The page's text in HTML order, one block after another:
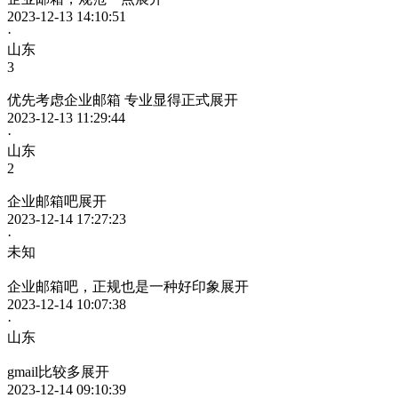
2023-12-13 14:10:51
·
山东
3
优先考虑企业邮箱 专业显得正式展开
2023-12-13 11:29:44
·
山东
2
企业邮箱吧展开
2023-12-14 17:27:23
·
未知
企业邮箱吧，正规也是一种好印象 展开
2023-12-14 10:07:38
·
山东
gmail比较多展开
2023-12-14 09:10:39